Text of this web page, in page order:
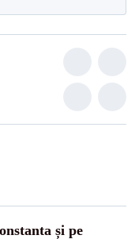
și pe